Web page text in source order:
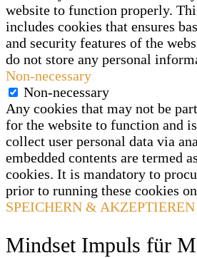
website to function properly.
includes cookies that ensures
and security features of the
do not store any personal
Non-necessary
Non-necessary
Any cookies that may not be
for the website to function and
collect user personal data via
embedded contents are termed
cookies. It is mandatory to
prior to running these cookies
SPEICHERN & AKZEPTIEREN
Mindset Impuls für